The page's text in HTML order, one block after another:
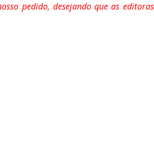
pedido, desejando que as